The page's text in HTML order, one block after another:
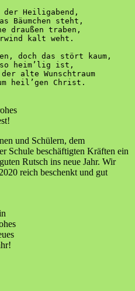
der Heiligabend,
Bäumchen steht,
draußen traben,
kalt weht.
doch das stört kaum,
so heim’lig ist,
alte Wunschtraum
heil’gen Christ.
und Schülern, dem
Schule beschäftigten Kräften ein
Rutsch ins neue Jahr. Wir
reich beschenkt und gut